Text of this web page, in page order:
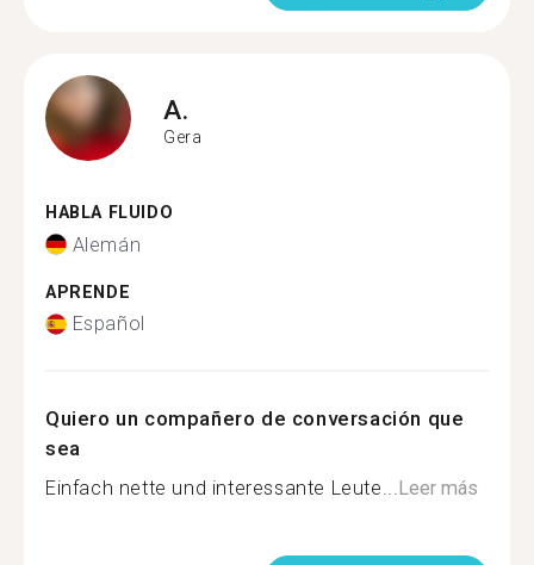
A.
Gera
HABLA FLUIDO
Alemán
APRENDE
Español
Quiero un compañero de conversación que
sea
Einfach nette und interessante Leute...Leer más